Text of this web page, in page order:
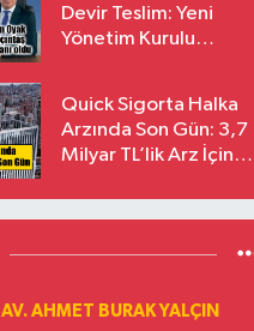
Devir Teslim: Yeni
Yönetim Kurulu
Quick Sigorta Halka
Arzında Son Gün: 3,7
Milyar TL’lik Arz İçin
Eriyor
AV. AHMET BURAK YALÇIN